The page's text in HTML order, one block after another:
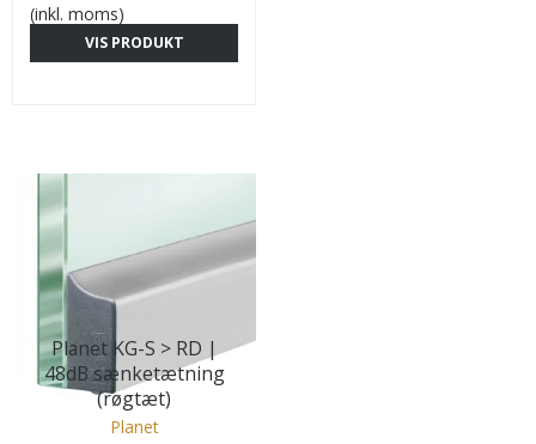
(inkl. moms)
VIS PRODUKT
Planet KG-S > RD |
48dB sænketætning
(røgtæt)
Planet